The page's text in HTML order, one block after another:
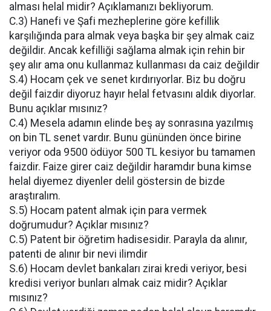
alması helal midir? Açıklamanızı bekliyorum.
C.3) Hanefi ve Şafi mezheplerine göre kefillik
karşılığında para almak veya başka bir şey almak caiz
değildir. Ancak kefilliği sağlama almak için rehin bir
şey alır ama onu kullanmaz kullanması da caiz değildir
S.4) Hocam çek ve senet kırdırıyorlar. Biz bu doğru
değil faizdir diyoruz hayır helal fetvasını aldık diyorlar.
Bunu açıklar mısınız?
C.4) Mesela adamın elinde beş ay sonrasına yazılmış
on bin TL senet vardır. Bunu gününden önce birine
veriyor oda 9500 ödüyor 500 TL kesiyor bu tamamen
faizdir. Faize girer caiz değildir haramdır buna kimse
helal diyemez diyenler delil göstersin de bizde
araştıralım.
S.5) Hocam patent almak için para vermek
doğrumudur? Açıklar mısınız?
C.5) Patent bir öğretim hadisesidir. Parayla da alınır,
patenti de alınır bir nevi ilimdir
S.6) Hocam devlet bankaları zirai kredi veriyor, besi
kredisi veriyor bunları almak caiz midir? Açıklar
mısınız?